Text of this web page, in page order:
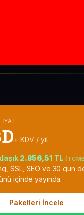
+ KDV / yıl
2.856,51 TL
SSL, SEO ve 30 gün
içinde yayında.
Paketleri İncele